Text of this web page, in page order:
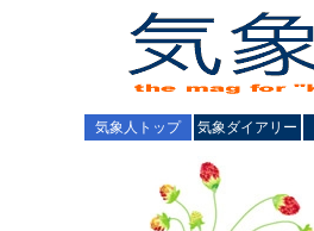
気象人トップ 気象ダイアリー